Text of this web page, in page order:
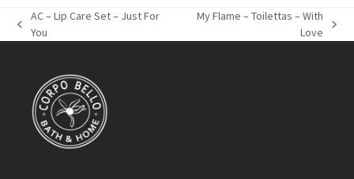
previous
AC – Lip Care Set – Just For
You
My Flame – Toilettas – With
Love